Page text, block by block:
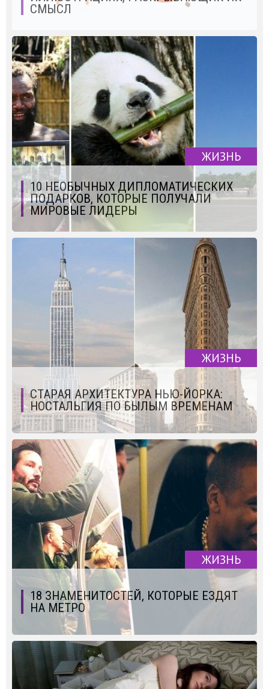
СМЫСЛ
ЖИЗНЬ
10 НЕОБЫЧНЫХ ДИПЛОМАТИЧЕСКИХ
ПОДАРКОВ, КОТОРЫЕ ПОЛУЧАЛИ
МИРОВЫЕ ЛИДЕРЫ
ЖИЗНЬ
СТАРАЯ АРХИТЕКТУРА НЬЮ-ЙОРКА:
НОСТАЛЬГИЯ ПО БЫЛЫМ ВРЕМЕНАМ
ЖИЗНЬ
18 ЗНАМЕНИТОСТЕЙ, КОТОРЫЕ ЕЗДЯТ
НА МЕТРО